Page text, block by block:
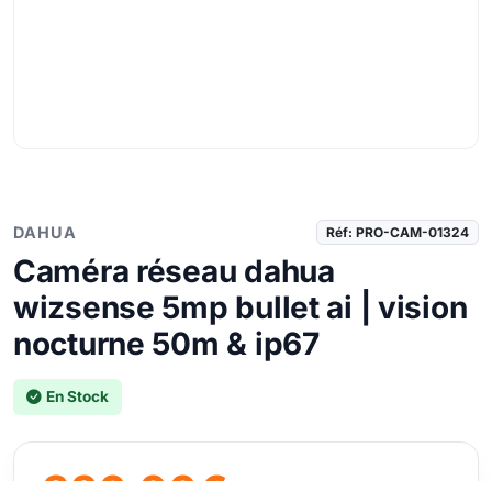
DAHUA Réf: PRO-CAM-01324
Caméra réseau dahua
wizsense 5mp bullet ai | vision
nocturne 50m & ip67
En Stock